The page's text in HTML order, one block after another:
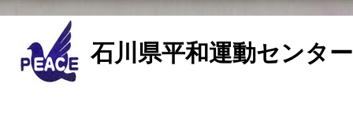
石川県平和運動センタ